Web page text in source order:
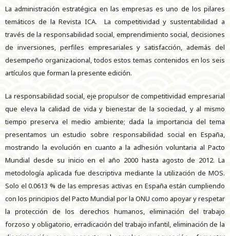
La administración estratégica en las empresas es uno de los pilares
temáticos de la Revista ICA. La competitividad y sustentabilidad a
través de la responsabilidad social, emprendimiento social, decisiones
de inversiones, perfiles empresariales y satisfacción, además del
desempeño organizacional, todos estos temas contenidos en los seis
artículos que forman la presente edición.
La responsabilidad social, eje propulsor de competitividad empresarial
que eleva la calidad de vida y bienestar de la sociedad, y al mismo
tiempo preserva el medio ambiente; dada la importancia del tema
presentamos un estudio sobre responsabilidad social en España,
mostrando la evolución en cuanto a la adhesión voluntaria al Pacto
Mundial desde su inicio en el año 2000 hasta agosto de 2012. La
metodología aplicada fue descriptiva mediante la utilización de MOS.
Solo el 0.0613 % de las empresas activas en España están cumpliendo
con los principios del Pacto Mundial por la ONU como apoyar y respetar
la protección de los derechos humanos, eliminación del trabajo
forzoso y obligatorio, erradicación del trabajo infantil, eliminación de la